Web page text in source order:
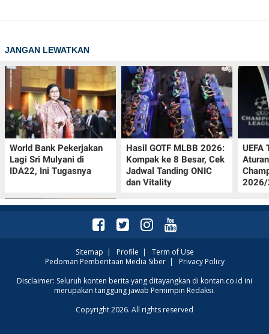
JANGAN LEWATKAN
World Bank Pekerjakan
Lagi Sri Mulyani di
IDA22, Ini Tugasnya
Hasil GOTF MLBB 2026:
Kompak ke 8 Besar, Cek
Jadwal Tanding ONIC
dan Vitality
UEFA
2026/
Jadwal Persija vs Arema
FC Perebutan Juara 3
Sitemap | Profile | Term of Use
Pedoman Pemberitaan Media Siber| Privacy Policy
Disclaimer: Seluruh konten berita yang ditayangkan di kontan.co.id ini
merupakan tanggung jawab Pemimpin Redaksi.
Copyright 2026. All rights reserved